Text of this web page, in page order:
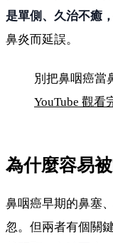
是單側、久治不癒
鼻炎而延誤。
別把鼻咽癌當
別把鼻咽癌當
YouTube 觀看
為什麼容易
鼻咽癌早期的鼻塞
忽。但兩者有個關